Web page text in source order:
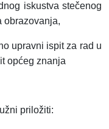
iskustva stečenog
obrazovanja,
upravni ispit za rad u
općeg znanja
priložiti: